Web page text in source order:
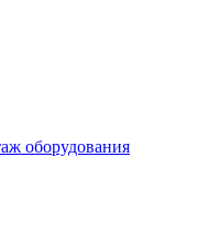
оборудования